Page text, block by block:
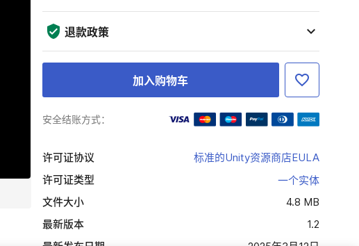
退款政策
加入购物车
安全结账方式：
许可证协议
标准的Unity资源商店EULA
许可证类型
一个实体
文件大小
4.8 MB
最新版本
1.2